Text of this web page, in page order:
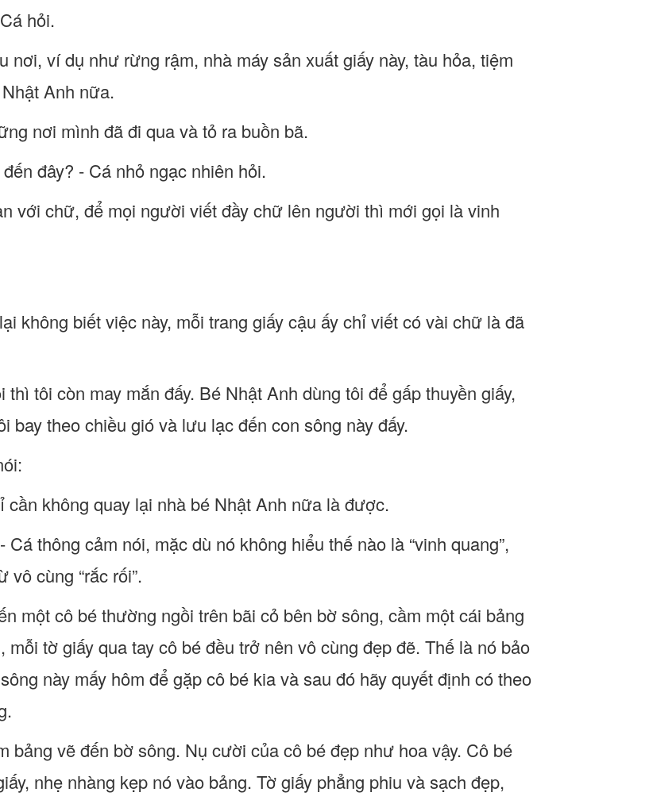
hỏi.
nơi, ví dụ như rừng rậm, nhà máy sản xuất giấy này, tàu hỏa, tiệm
Anh nữa.
nơi mình đã đi qua và tỏ ra buồn bã.
đây? - Cá nhỏ ngạc nhiên hỏi.
với chữ, để mọi người viết đầy chữ lên người thì mới gọi là vinh
không biết việc này, mỗi trang giấy cậu ấy chỉ viết có vài chữ là đã
tôi còn may mắn đấy. Bé Nhật Anh dùng tôi để gấp thuyền giấy,
bay theo chiều gió và lưu lạc đến con sông này đấy.
không quay lại nhà bé Nhật Anh nữa là được.
thông cảm nói, mặc dù nó không hiểu thế nào là “vinh quang”,
vô cùng “rắc rối”.
một cô bé thường ngồi trên bãi cỏ bên bờ sông, cầm một cái bảng
mỗi tờ giấy qua tay cô bé đều trở nên vô cùng đẹp đẽ. Thế là nó bảo
này mấy hôm để gặp cô bé kia và sau đó hãy quyết định có theo
bảng vẽ đến bờ sông. Nụ cười của cô bé đẹp như hoa vậy. Cô bé
nhẹ nhàng kẹp nó vào bảng. Tờ giấy phẳng phiu và sạch đẹp,